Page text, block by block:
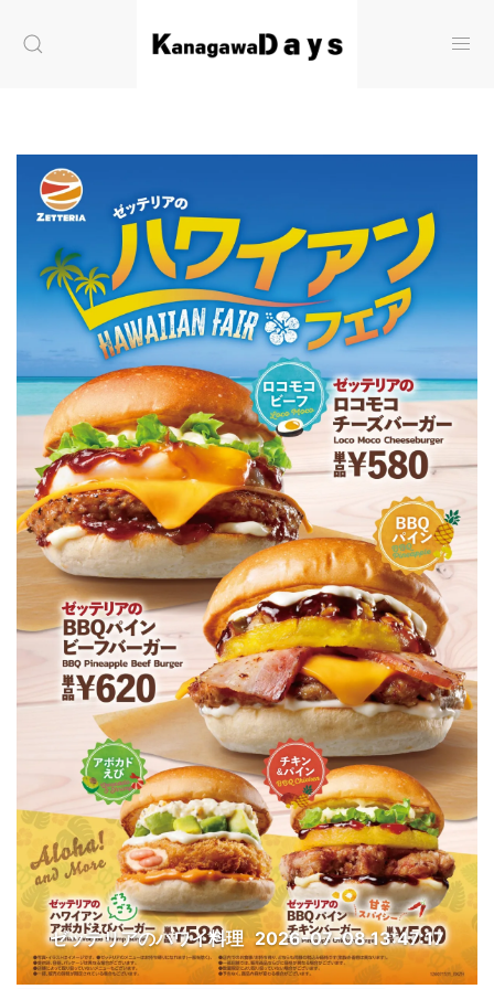
ゼッテリアのハワイ料理 2026-07-08 13:47:17